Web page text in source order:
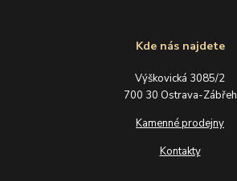
Kde nás najdete
Výškovická 3085/2
700 30 Ostrava-Zábřeh
Kamenné prodejny
Kontakty